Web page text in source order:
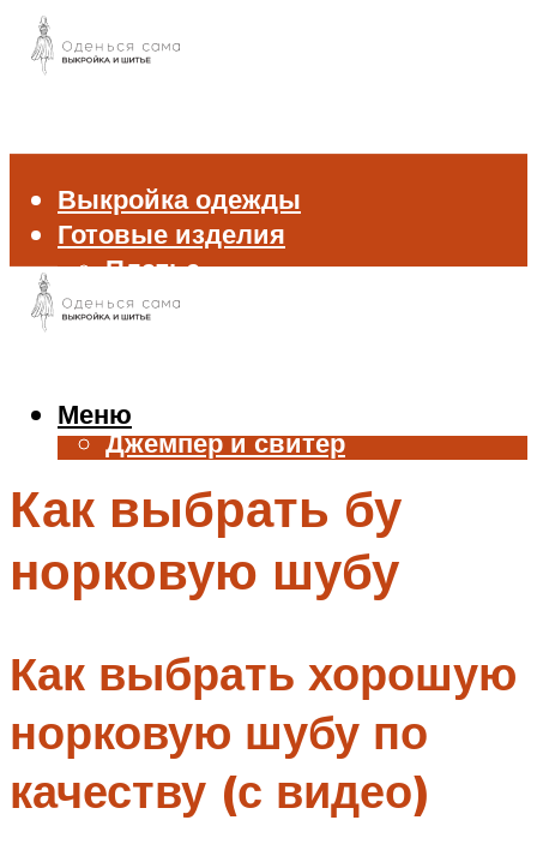
Выкройка одежды
Готовые изделия
Платье
Брюки
Жилет
Джемпер и свитер
Аксессуары
Меню
Меню
Как выбрать бу
норковую шубу
Как выбрать хорошую
норковую шубу по
качеству (с видео)